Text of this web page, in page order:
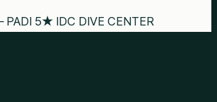
5★ IDC DIVE CENTER